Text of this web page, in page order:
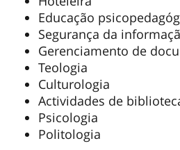
Educação
Segurança da
Gerenciamento de
Teologia
Culturologia
Actividades de
Psicologia
Politologia